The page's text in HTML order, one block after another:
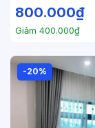
800.000₫
Giảm 400.000₫
-20%